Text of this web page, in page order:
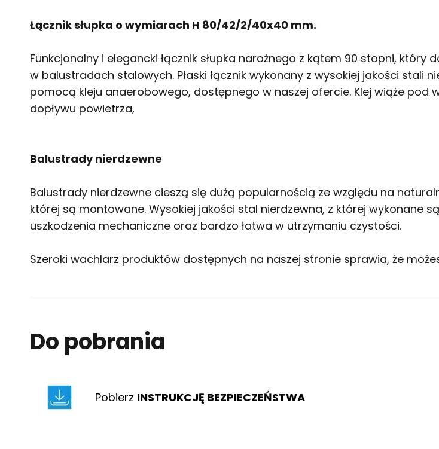
Łącznik słupka o wymiarach H 80/42/2/40x40 mm.
Funkcjonalny i elegancki łącznik słupka narożnego z kątem 90 stopni,
w balustradach stalowych. Płaski łącznik wykonany z wysokiej jakości stali
pomocą kleju anaerobowego, dostępnego w naszej ofercie. Klej wiąże pod
dopływu powietrza,
Balustrady nierdzewne
Balustrady nierdzewne cieszą się dużą popularnością ze względu na
której są montowane. Wysokiej jakości stal nierdzewna, z której wykonane
uszkodzenia mechaniczne oraz bardzo łatwa w utrzymaniu czystości.
Szeroki wachlarz produktów dostępnych na naszej stronie sprawia, że
Do pobrania
Pobierz INSTRUKCJĘ BEZPIECZEŃSTWA